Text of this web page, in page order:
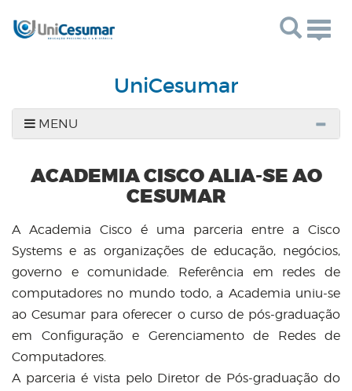
UniCesumar
MENU
ACADEMIA CISCO ALIA-SE AO
CESUMAR
A Academia Cisco é uma parceria entre a Cisco
Systems e as organizações de educação, negócios,
governo e comunidade. Referência em redes de
computadores no mundo todo, a Academia uniu-se
ao Cesumar para oferecer o curso de pós-graduação
em Configuração e Gerenciamento de Redes de
Computadores.
A parceria é vista pelo Diretor de Pós-graduação do